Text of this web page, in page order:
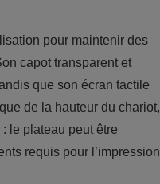
pour maintenir des
capot transparent et
que son écran tactile
de la hauteur du chariot,
le plateau peut être
requis pour l’impression